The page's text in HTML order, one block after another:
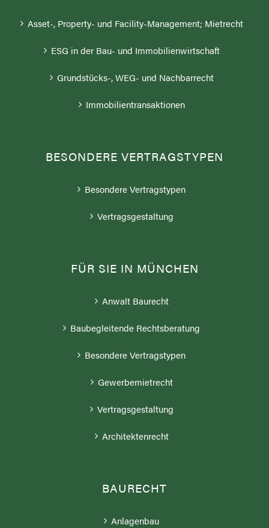
Asset-, Property- und Facility-Management; Mietrecht
ESG in der Bau- und Immobilienwirtschaft
Grundstücks-, WEG- und Nachbarrecht
Immobilientransaktionen
BESONDERE VERTRAGSTYPEN
Besondere Vertragstypen
Vertragsgestaltung
FÜR SIE IN MÜNCHEN
Anwalt Baurecht
Baubegleitende Rechtsberatung
Besondere Vertragstypen
Gewerbemietrecht
Vertragsgestaltung
Architektenrecht
BAURECHT
Anlagenbau